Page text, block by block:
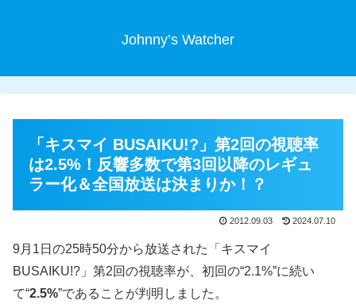
Johnny’s Watcher
「キスマイ BUSAIKU!?」第2回の視聴率
は2.5%！反響多数で第3回以降のレギュ
ラー化＆全国放送は決まりか！？
2012.09.03 2024.07.10
9月1日の25時50分から放送された「キスマイ
BUSAIKU!?」第2回の視聴率が、初回の“2.1%”に続い
て“2.5%”であることが判明しました。